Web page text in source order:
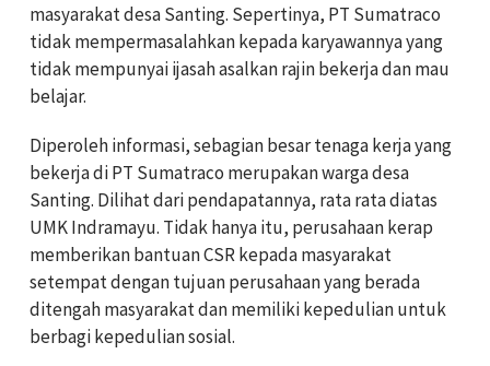
masyarakat desa Santing. Sepertinya, PT Sumatraco
tidak mempermasalahkan kepada karyawannya yang
tidak mempunyai ijasah asalkan rajin bekerja dan mau
belajar.
Diperoleh informasi, sebagian besar tenaga kerja yang
bekerja di PT Sumatraco merupakan warga desa
Santing. Dilihat dari pendapatannya, rata rata diatas
UMK Indramayu. Tidak hanya itu, perusahaan kerap
memberikan bantuan CSR kepada masyarakat
setempat dengan tujuan perusahaan yang berada
ditengah masyarakat dan memiliki kepedulian untuk
berbagi kepedulian sosial.